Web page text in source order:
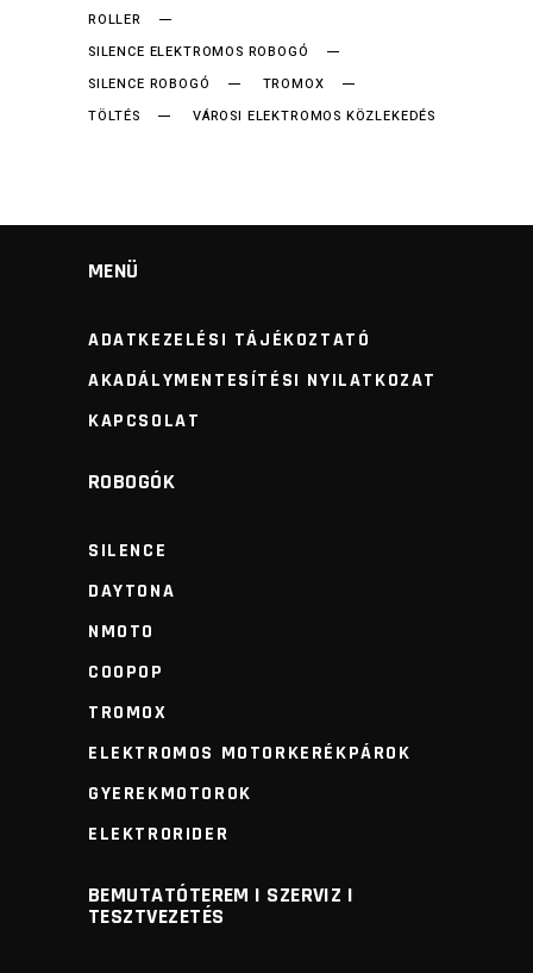
ROLLER
SILENCE ELEKTROMOS ROBOGÓ
SILENCE ROBOGÓ
TROMOX
TÖLTÉS
VÁROSI ELEKTROMOS KÖZLEKEDÉS
MENÜ
ADATKEZELÉSI TÁJÉKOZTATÓ
AKADÁLYMENTESÍTÉSI NYILATKOZAT
KAPCSOLAT
ROBOGÓK
SILENCE
DAYTONA
NMOTO
COOPOP
TROMOX
ELEKTROMOS MOTORKERÉKPÁROK
GYEREKMOTOROK
ELEKTRORIDER
BEMUTATÓTEREM I SZERVIZ I
TESZTVEZETÉS